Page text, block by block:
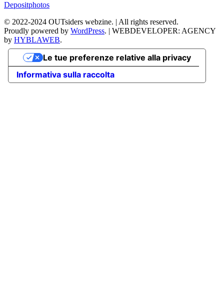
Depositphotos
© 2022-2024 OUTsiders webzine. | All rights reserved.
Proudly powered by WordPress. | WEBDEVELOPER: AGENCY
by HYBLAWEB.
Informativa sulla raccolta
Le tue preferenze relative alla privacy